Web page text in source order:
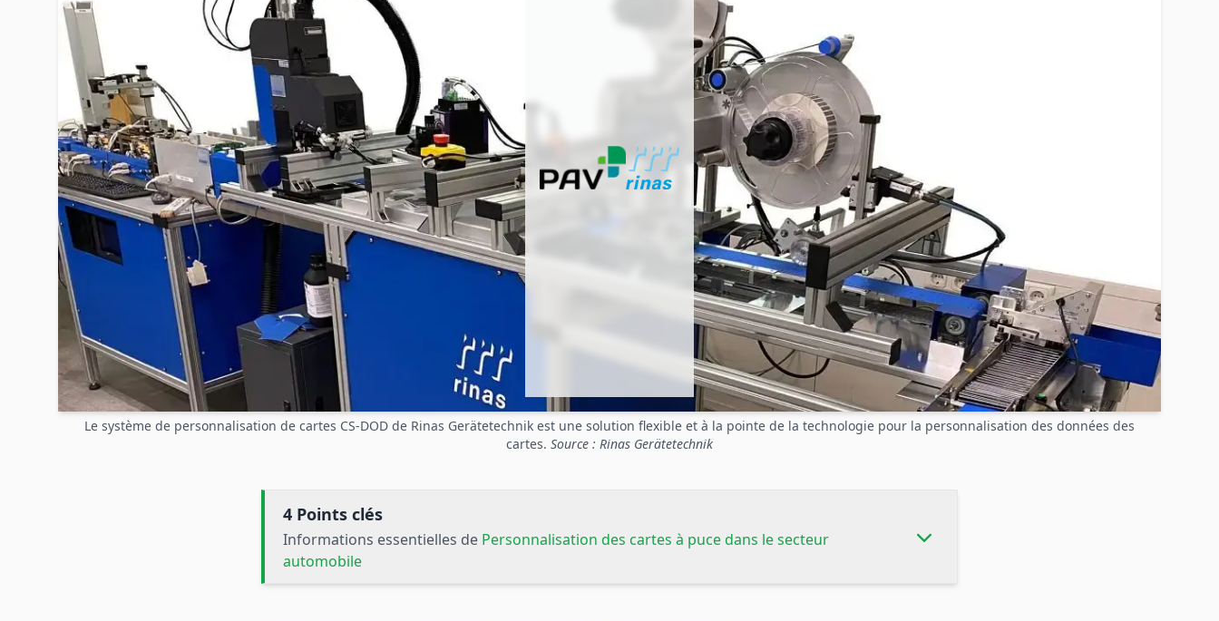
Le système de personnalisation de cartes CS-DOD de Rinas Gerätetechnik est une solution flexible et à la pointe de la technologie pour la personnalisation des données des
cartes. Source : Rinas Gerätetechnik
4 Points clés
Informations essentielles de Personnalisation des cartes à puce dans le secteur
automobile